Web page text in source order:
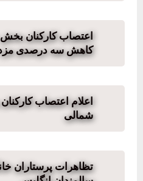
اعتصاب کارکنان
کاهش سه درصدی
اعلام اعتصاب کارکنان
شمالی
تظاهرات پرستاران